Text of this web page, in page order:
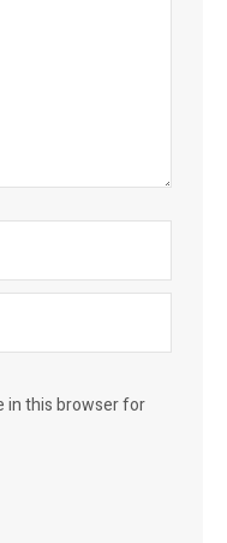
in this browser for